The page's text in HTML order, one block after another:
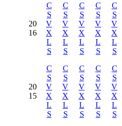
20
16
C
S
V
X
L
S
C
S
V
X
L
S
C
S
V
X
L
S
C
S
V
X
L
S
C
S
V
X
L
S
20
15
C
S
V
X
L
S
C
S
V
X
L
S
C
S
V
X
L
S
C
S
V
X
L
S
C
S
V
X
L
S